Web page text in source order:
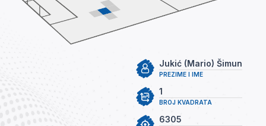
PREZIME I IME
Jukić (Mario) Šimun
BROJ KVADRATA
1
6305